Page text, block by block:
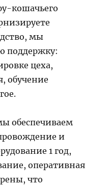
кошачьего
мы
поддержку:
цеха,
обучение
обеспечиваем
и
1 год,
оперативная
что